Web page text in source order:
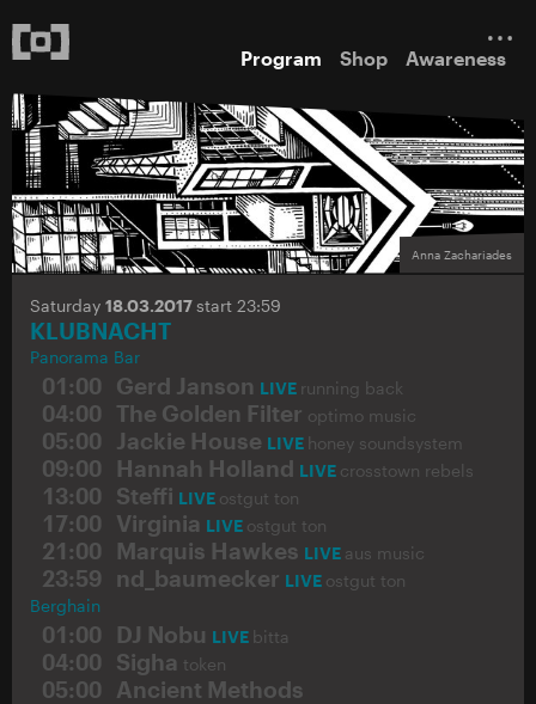
Program Shop Awareness
Anna Zachariades
Saturday 18.03.2017start 23:59
KLUBNACHT
Panorama Bar
01:00 Gerd Janson LIVE running back
04:00 The Golden Filter optimo music
05:00 Jackie House LIVE honey soundsystem
09:00 Hannah Holland LIVE crosstown rebels
13:00 Steffi LIVE ostgut ton
17:00 Virginia LIVE ostgut ton
21:00 Marquis Hawkes LIVE aus music
23:59 nd_baumecker LIVE ostgut ton
Berghain
01:00 DJ Nobu LIVE bitta
04:00 Sigha token
05:00 Ancient Methods